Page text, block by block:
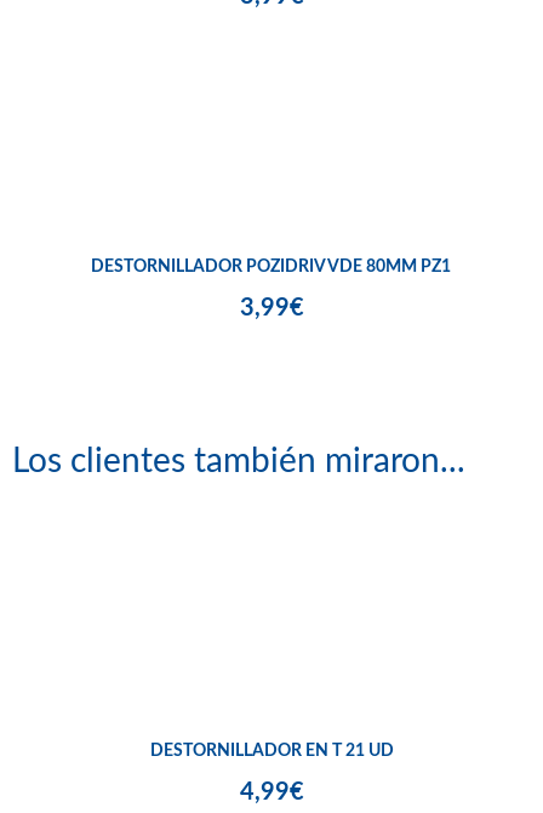
DESTORNILLADOR POZIDRIV VDE 80MM PZ1
3,99€
Los clientes también miraron...
DESTORNILLADOR EN T 21 UD
4,99€